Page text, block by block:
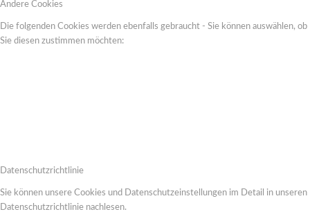
Andere Cookies
Die folgenden Cookies werden ebenfalls gebraucht - Sie können auswählen, ob
Sie diesen zustimmen möchten:
Datenschutzrichtlinie
Sie können unsere Cookies und Datenschutzeinstellungen im Detail in unseren
Datenschutzrichtlinie nachlesen.